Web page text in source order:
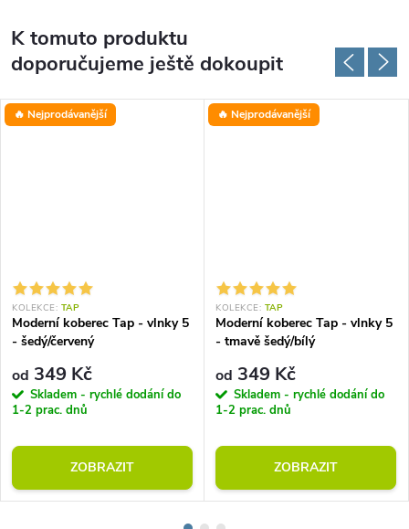
K tomuto produktu
doporučujeme ještě dokoupit
🔥 Nejprodávanější
KOLEKCE: TAP
Moderní koberec Tap - vlnky 5
- šedý/červený
od 349 Kč
Skladem - rychlé dodání do
1-2 prac. dnů
ZOBRAZIT
🔥 Nejprodávanější
KOLEKCE: TAP
Moderní koberec Tap - vlnky 5
- tmavě šedý/bílý
od 349 Kč
Skladem - rychlé dodání do
1-2 prac. dnů
ZOBRAZIT